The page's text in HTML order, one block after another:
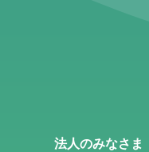
法人のみなさま